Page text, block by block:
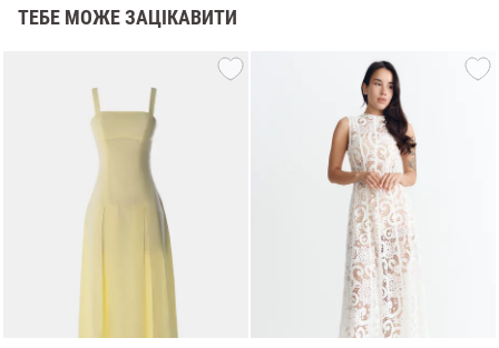
ТЕБЕ МОЖЕ ЗАЦІКАВИТИ